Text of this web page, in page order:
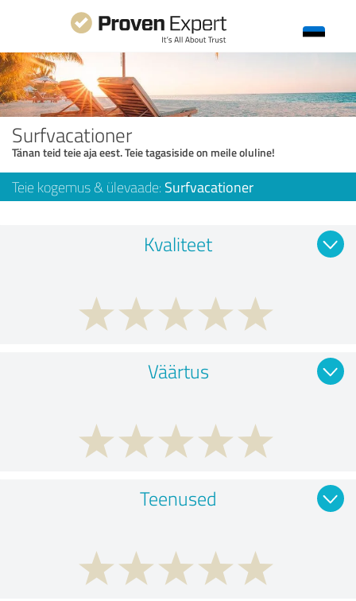
Surfvacationer
Tänan teid teie aja eest. Teie tagasiside on meile oluline!
Teie kogemus & ülevaade: Surfvacationer
Kvaliteet
Väärtus
Teenused